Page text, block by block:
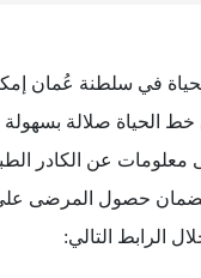
في سلطنة عُمان
الحياة صلالة
معلومات عن الكادر
حصول المرضى على
الرابط التالي: